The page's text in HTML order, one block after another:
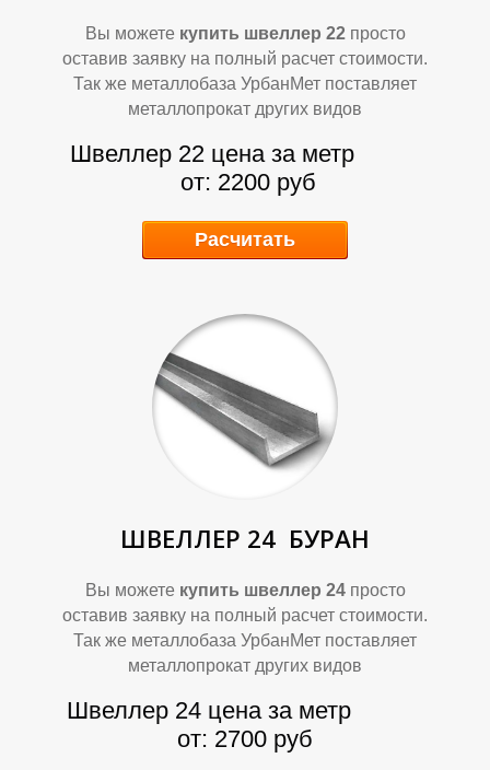
Р
У
Вы можете купить швеллер 22просто
оставив заявку на полный расчет стоимости.
Так же металлобаза УрбанМет поставляет
металлопрокат других видов
Швеллер 22 цена за метр
от: 2200 руб
Расчитать
ШВЕЛЛЕР 24 БУРАН
Вы можете купить швеллер 24просто
оставив заявку на полный расчет стоимости.
Так же металлобаза УрбанМет поставляет
металлопрокат других видов
Швеллер 24 цена за метр
от: 2700 руб
Р
У